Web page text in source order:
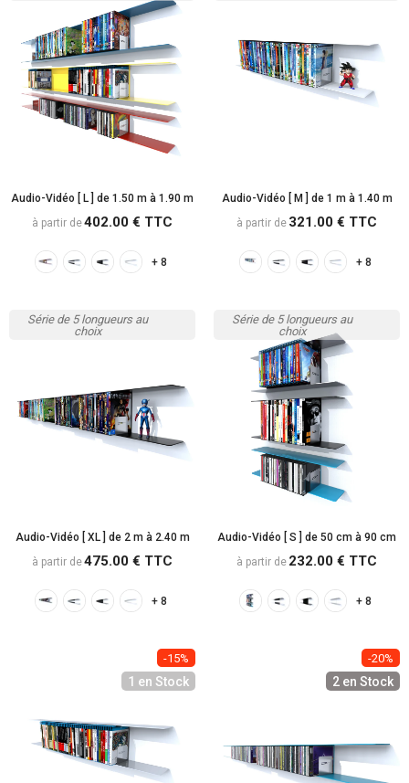
Carte-cadeau
Audio-Vidéo [ L ] de 1.50 m à 1.90 m
à partir de402.00 € TTC
+ 8
Audio-Vidéo [ M ] de 1 m à 1.40 m
à partir de 321.00 € TTC
+ 8
Série de 5 longueurs au
choix
Audio-Vidéo [ XL ] de 2 m à 2.40 m
à partir de475.00 € TTC
+ 8
Série de 5 longueurs au
choix
Audio-Vidéo [ S ] de 50 cm à 90 cm
à partir de 232.00 € TTC
+ 8
-15%
1 en Stock
-20%
2 en Stock